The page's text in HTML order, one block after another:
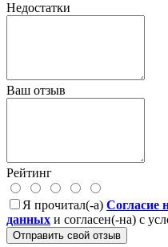
Недостатки
Ваш отзыв
Рейтинг
Я прочитал(-а) Согласие
данных и согласен(-на) с
Отправить свой отзыв